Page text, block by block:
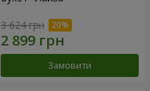
3 624 грн
Замовити